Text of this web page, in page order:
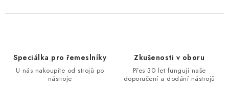
Moje objednávka
Speciálka pro řemeslníky
U nás nakoupíte od strojů po
nástroje
Zkušenosti v oboru
Přes 30 let fungují naše
doporučení a dodání nástrojů